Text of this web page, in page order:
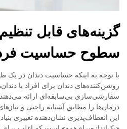
گزینه‌های قابل
سطوح حساسیت
با توجه به اینکه حساسیت دندان در یک
روشن‌کننده‌های دندان برای افراد با
سفارشی‌سازی بی‌سابقه‌ای ارائه
درمان‌ها را مطابق آستانه راحتی و
این انعطاف‌پذیری نشان‌دهنده تغییری